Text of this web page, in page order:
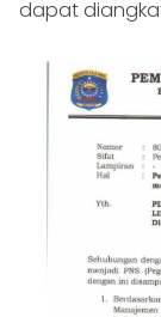
dapat